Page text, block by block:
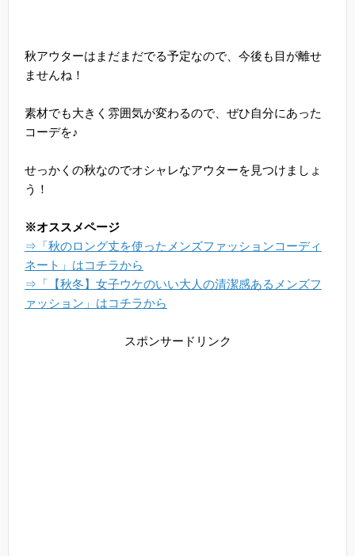
秋アウターはまだまだでる予定なので、今後も目が離せ
ませんね！
素材でも大きく雰囲気が変わるので、ぜひ自分にあった
コーデを♪
せっかくの秋なのでオシャレなアウターを見つけましょ
う！
※オススメページ
⇒「秋のロング丈を使ったメンズファッションコーディ
ネート」はコチラから
⇒「【秋冬】女子ウケのいい大人の清潔感あるメンズフ
ァッション」はコチラから
スポンサードリンク